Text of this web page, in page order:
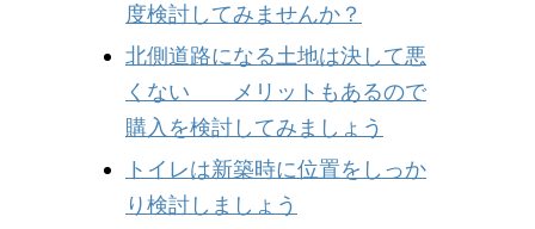
度検討してみませんか？
北側道路になる土地は決して悪
くない メリットもあるので
購入を検討してみましょう
トイレは新築時に位置をしっか
り検討しましょう